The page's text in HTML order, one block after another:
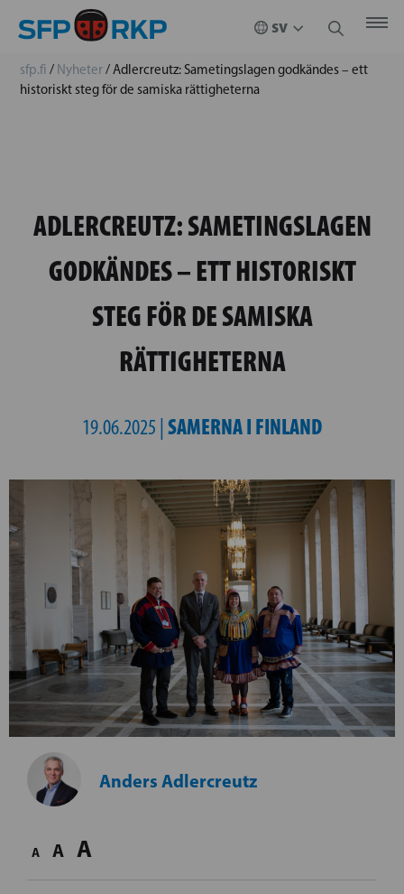
sfp.fi / Nyheter/Adlercreutz: Sametingslagen godkändes – ett
historiskt steg för de samiska rättigheterna
ADLERCREUTZ: SAMETINGSLAGEN
GODKÄNDES – ETT HISTORISKT
STEG FÖR DE SAMISKA
RÄTTIGHETERNA
19.06.2025 | SAMERNA I FINLAND
Anders Adlercreutz
A A A